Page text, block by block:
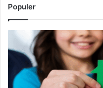
Populer